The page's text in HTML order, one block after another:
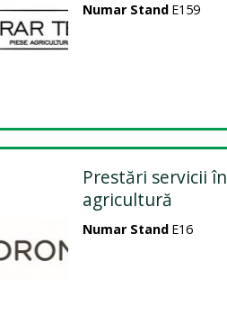
Numar Stand E159
Prestări servicii în
agricultură
Numar Stand E16